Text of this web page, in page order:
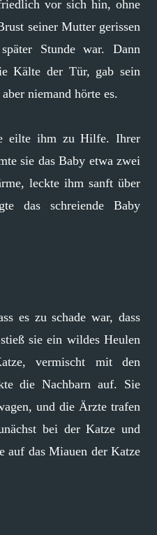
vor sich hin, ohne
seiner Mutter gerissen
Stunde war. Dann
Kälte der Tür, gab sein
niemand hörte es.
eilte ihm zu Hilfe. Ihrer
sie das Baby etwa zwei
leckte ihm sanft über
das schreiende Baby
es zu schade war, dass
sie ein wildes Heulen
vermischt mit den
die Nachbarn auf. Sie
und die Ärzte trafen
bei der Katze und
auf das Miauen der Katze